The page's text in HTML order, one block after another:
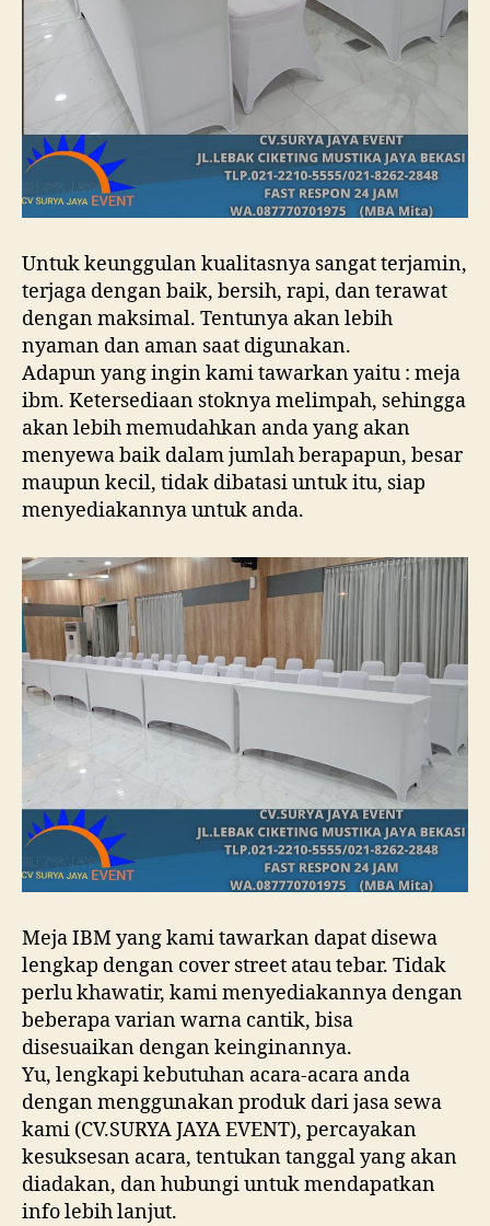
Untuk keunggulan kualitasnya sangat terjamin,
terjaga dengan baik, bersih, rapi, dan terawat
dengan maksimal. Tentunya akan lebih
nyaman dan aman saat digunakan.
Adapun yang ingin kami tawarkan yaitu : meja
ibm. Ketersediaan stoknya melimpah, sehingga
akan lebih memudahkan anda yang akan
menyewa baik dalam jumlah berapapun, besar
maupun kecil, tidak dibatasi untuk itu, siap
menyediakannya untuk anda.
Meja IBM yang kami tawarkan dapat disewa
lengkap dengan cover street atau tebar. Tidak
perlu khawatir, kami menyediakannya dengan
beberapa varian warna cantik, bisa
disesuaikan dengan keinginannya.
Yu, lengkapi kebutuhan acara-acara anda
dengan menggunakan produk dari jasa sewa
kami (CV.SURYA JAYA EVENT), percayakan
kesuksesan acara, tentukan tanggal yang akan
diadakan, dan hubungi untuk mendapatkan
info lebih lanjut.